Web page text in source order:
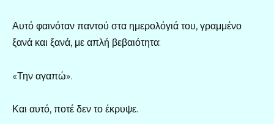
Αυτό φαινόταν παντού στα ημερολόγιά του, γραμμένο
ξανά και ξανά, με απλή βεβαιότητα:
«Την αγαπώ».
Και αυτό, ποτέ δεν το έκρυψε.